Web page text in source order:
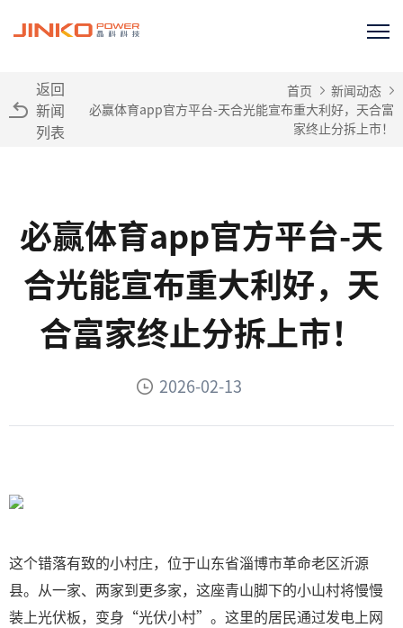
返回
新闻
列表
首页
新闻动态
必赢体育app官方平台-天合光能宣布重大利好，天合富
家终止分拆上市！
必赢体育app官方平台-天
合光能宣布重大利好，天
合富家终止分拆上市！
2026-02-13
这个错落有致的小村庄，位于山东省淄博市革命老区沂源
县。从一家、两家到更多家，这座青山脚下的小山村将慢慢
装上光伏板，变身“光伏小村”。这里的居民通过发电上网